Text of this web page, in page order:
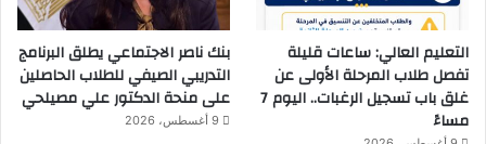
التعليم العالي: ساعات قليلة
تفصل طلاب المرحلة الأولى عن
غلق باب تسجيل الرغبات.. اليوم 7
مساءً
بنك ناصر الاجتماعي يطلق البرنامج
التدريبي الصيفي للطلاب الحاصلين
على منحة الدكتور علي مصيلحي
9 أغسطس، 2026